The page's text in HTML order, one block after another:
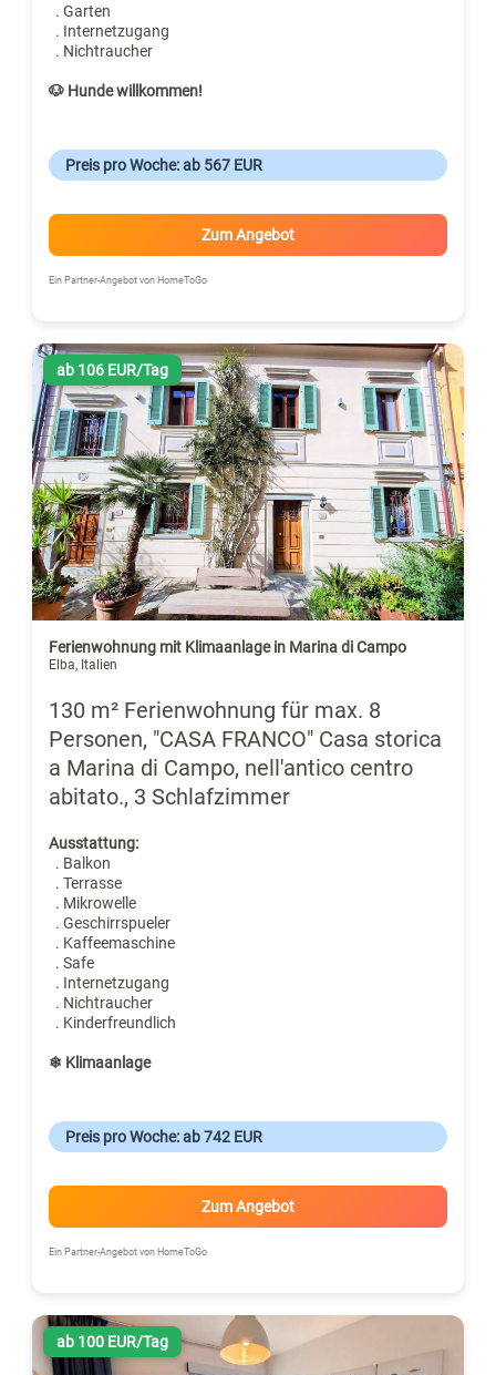
. Garten
. Internetzugang
. Nichtraucher
🐶 Hunde willkommen!
Preis pro Woche: ab 567 EUR
Zum Angebot
Ein Partner-Angebot von HomeToGo
ab 106 EUR/Tag
Ferienwohnung mit Klimaanlage in Marina di Campo
Elba, Italien
130 m² Ferienwohnung für max. 8
Personen, "CASA FRANCO" Casa storica
a Marina di Campo, nell'antico centro
abitato., 3 Schlafzimmer
Ausstattung:
. Balkon
. Terrasse
. Mikrowelle
. Geschirrspueler
. Kaffeemaschine
. Safe
. Internetzugang
. Nichtraucher
. Kinderfreundlich
❄ Klimaanlage
Preis pro Woche: ab 742 EUR
Zum Angebot
Ein Partner-Angebot von HomeToGo
ab 100 EUR/Tag